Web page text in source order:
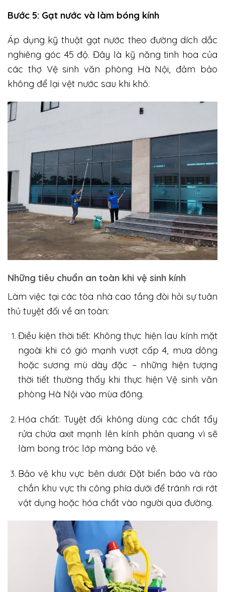
Bước 5: Gạt nước và làm bóng kính
Áp dụng kỹ thuật gạt nước theo đường dích dắc
nghiêng góc 45 độ. Đây là kỹ năng tinh hoa của
các thợ Vệ sinh văn phòng Hà Nội, đảm bảo
không để lại vệt nước sau khi khô.
Những tiêu chuẩn an toàn khi vệ sinh kính
Làm việc tại các tòa nhà cao tầng đòi hỏi sự tuân
thủ tuyệt đối về an toàn:
Điều kiện thời tiết: Không thực hiện lau kính mặt
ngoài khi có gió mạnh vượt cấp 4, mưa dông
hoặc sương mù dày đặc – những hiện tượng
thời tiết thường thấy khi thực hiện Vệ sinh văn
phòng Hà Nội vào mùa đông.
Hóa chất: Tuyệt đối không dùng các chất tẩy
rửa chứa axit mạnh lên kính phản quang vì sẽ
làm bong tróc lớp màng bảo vệ.
Bảo vệ khu vực bên dưới: Đặt biển báo và rào
chắn khu vực thi công phía dưới để tránh rơi rớt
vật dụng hoặc hóa chất vào người qua đường.